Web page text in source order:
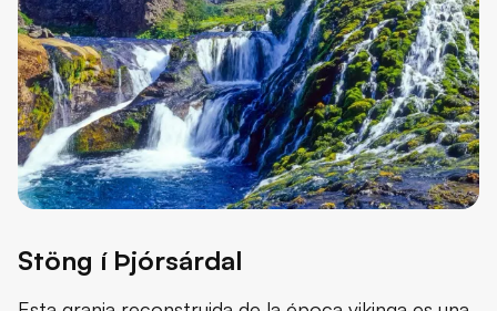
Stöng í Þjórsárdal